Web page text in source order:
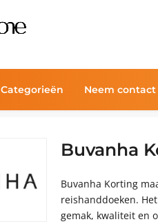
Categorieën Neem
Buvanha
Buvanha Korting
reishanddoeken.
gemak, kwaliteit en